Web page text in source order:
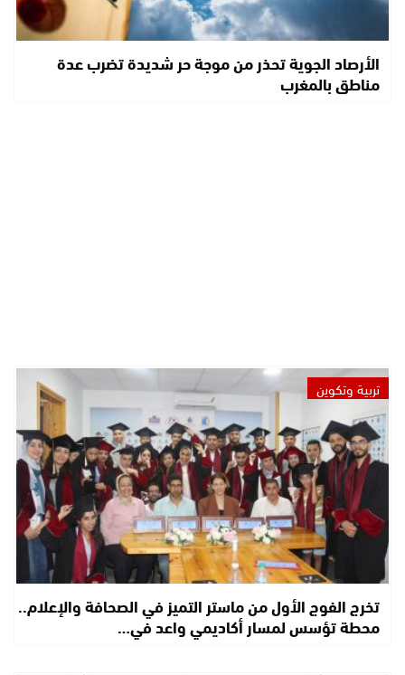
الأرصاد الجوية تحذر من موجة حر شديدة تضرب عدة
مناطق بالمغرب
تربية وتكوين
تخرج الفوج الأول من ماستر التميز في الصحافة والإعلام..
محطة تؤسس لمسار أكاديمي واعد في…